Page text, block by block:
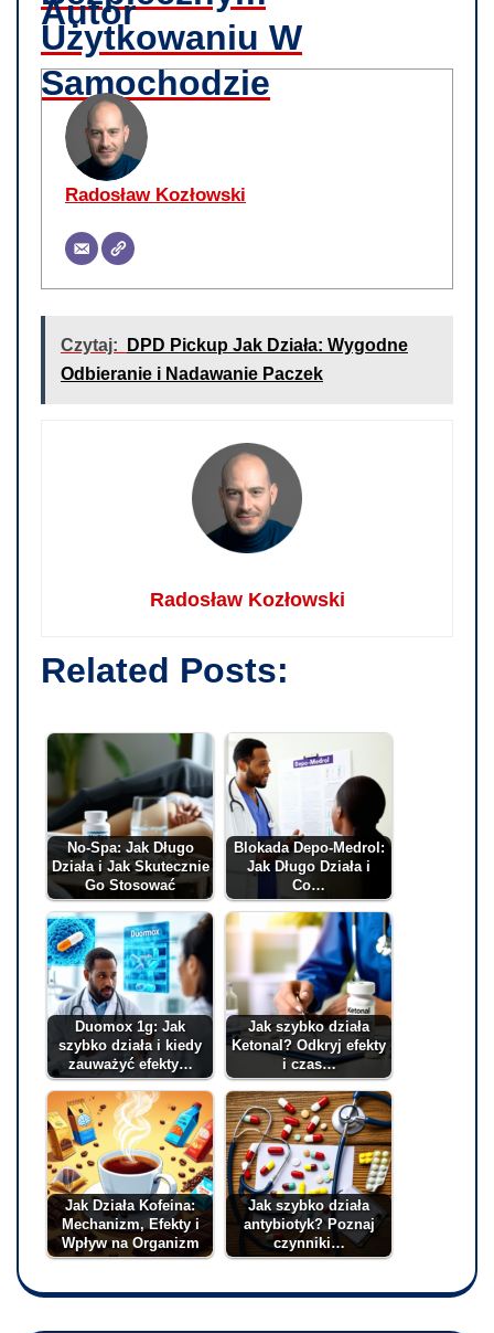
Użytkowaniu W
Samochodzie
Autor
Radosław Kozłowski
Czytaj:
DPD Pickup Jak Działa: Wygodne
Odbieranie i Nadawanie Paczek
Radosław Kozłowski
Related Posts:
No-Spa: Jak Długo
Działa i Jak Skutecznie
Go Stosować
Blokada Depo-Medrol:
Jak Długo Działa i
Co…
Duomox 1g: Jak
szybko działa i kiedy
zauważyć efekty…
Jak szybko działa
Ketonal? Odkryj efekty
i czas…
Jak Działa Kofeina:
Mechanizm, Efekty i
Wpływ na Organizm
Jak szybko działa
antybiotyk? Poznaj
czynniki…